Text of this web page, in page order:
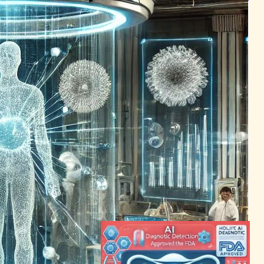
反応予測で注目
AI（人工知能）ニュース
2024年4月20日22:26
医療技術の未来を切り開く：
リアルタイム放射線報告から
ロボット手術まで
ヘルスケアテクノロジーニュース
2024年5月21日23:51
がん治療の未来を切り拓く:
Regeneronが2seventyの革
新的パイプラインを獲得
バイオテクノロジーニュース｜
ヘルスケアテクノロジーニュース
2024年1月31日4:55